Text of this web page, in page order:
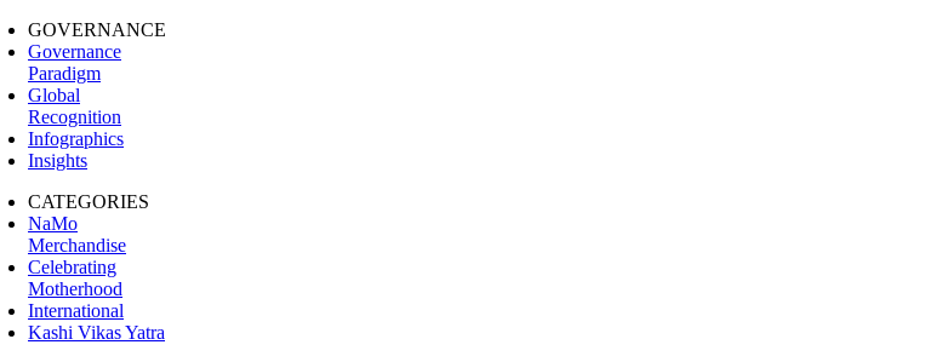
GOVERNANCE
Governance
Paradigm
Global
Recognition
Infographics
Insights
CATEGORIES
NaMo
Merchandise
Celebrating
Motherhood
International
Kashi Vikas Yatra